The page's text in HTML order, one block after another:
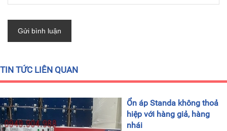
Gửi bình luận
TIN TỨC LIÊN QUAN
Ổn áp Standa không thoả
hiệp với hàng giả, hàng
nhái